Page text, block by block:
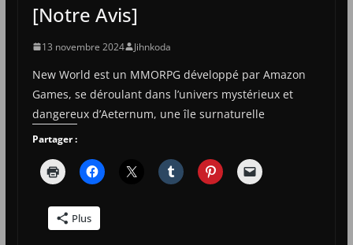
[Notre Avis]
13 novembre 2024 Jihnkoda
New World est un MMORPG développé par Amazon
Games, se déroulant dans l’univers mystérieux et
dangereux d’Aeternum, une île surnaturelle
Partager :
Plus